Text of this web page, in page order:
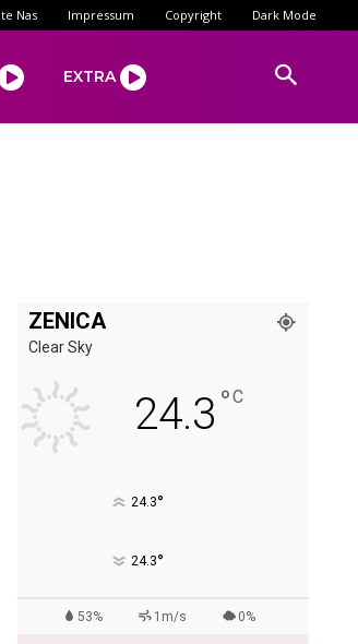
Nas Impressum Copyright Dark Mode
EXTRA
ZENICA
Clear Sky
24.3 °C
24.3°
24.3°
53% 1m/s 0%